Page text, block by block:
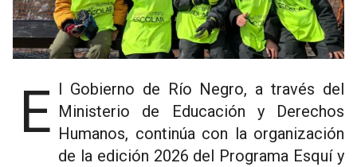
El Gobierno de Río Negro, a través del Ministerio de Educación y Derechos
Humanos, continúa con la organización
de la edición 2026 del Programa Esquí y